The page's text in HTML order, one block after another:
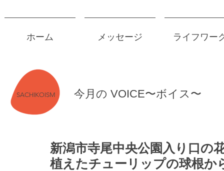
ホーム メッセージ ライフワー
SACHIKOISM 今月の VOICE〜ボイス〜
新潟市寺尾中央公園入り口の
植えたチューリップの球根か